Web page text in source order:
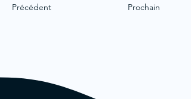
Précédent Prochain